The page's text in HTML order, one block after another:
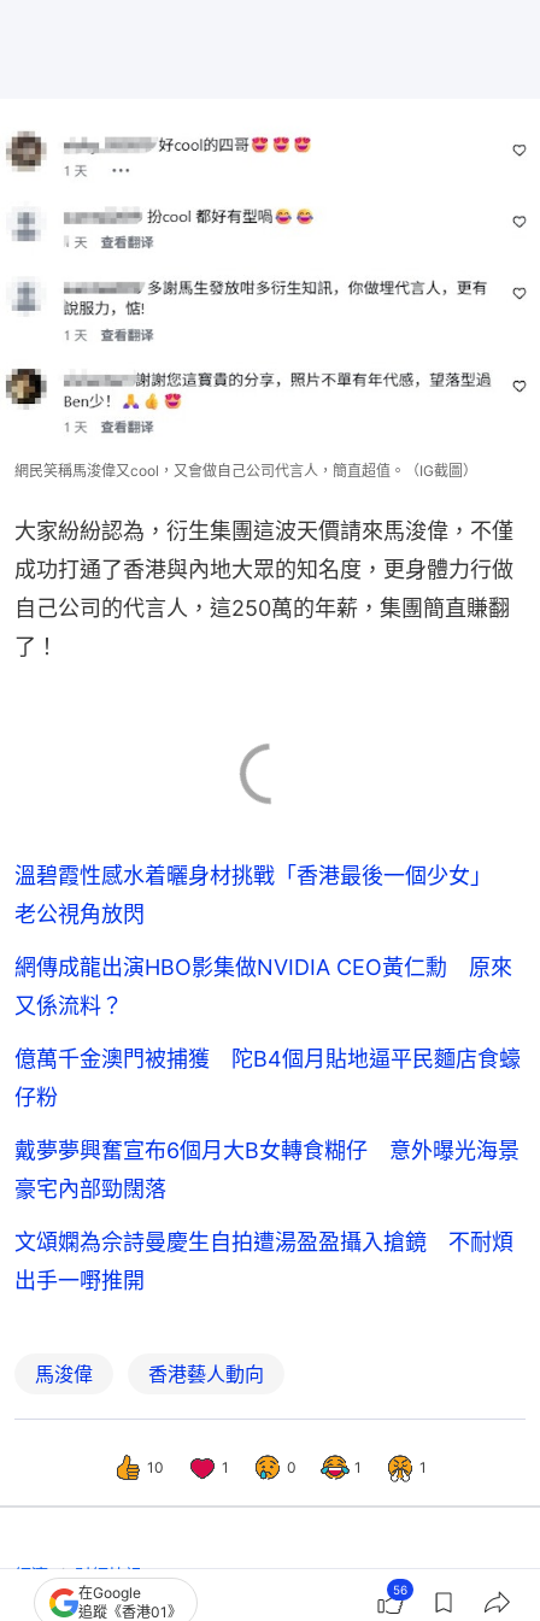
網民笑稱馬浚偉又cool，又會做自己公司代言人，簡直超值。（IG截圖）
大家紛紛認為，衍生集團這波天價請來馬浚偉，不僅
成功打通了香港與內地大眾的知名度，更身體力行做
自己公司的代言人，這250萬的年薪，集團簡直賺翻
了！
溫碧霞性感水着曬身材挑戰「香港最後一個少女」
老公視角放閃
網傳成龍出演HBO影集做NVIDIA CEO黃仁勳 原來
又係流料？
億萬千金澳門被捕獲 陀B4個月貼地逼平民麵店食蠔
仔粉
戴夢夢興奮宣布6個月大B女轉食糊仔 意外曝光海景
豪宅內部勁闊落
文頌嫻為佘詩曼慶生自拍遭湯盈盈攝入搶鏡 不耐煩
出手一嘢推開
馬浚偉 香港藝人動向
10 1 0 1 1
經濟 財經快訊
在Google
追蹤《香港01》
56